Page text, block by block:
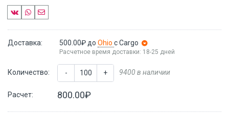
Доставка: 500.00₽ до Ohio с Cargo
Расчетное время доставки: 18-25 дней
Количество: - + 9400 в наличии
Расчет: 800.00₽